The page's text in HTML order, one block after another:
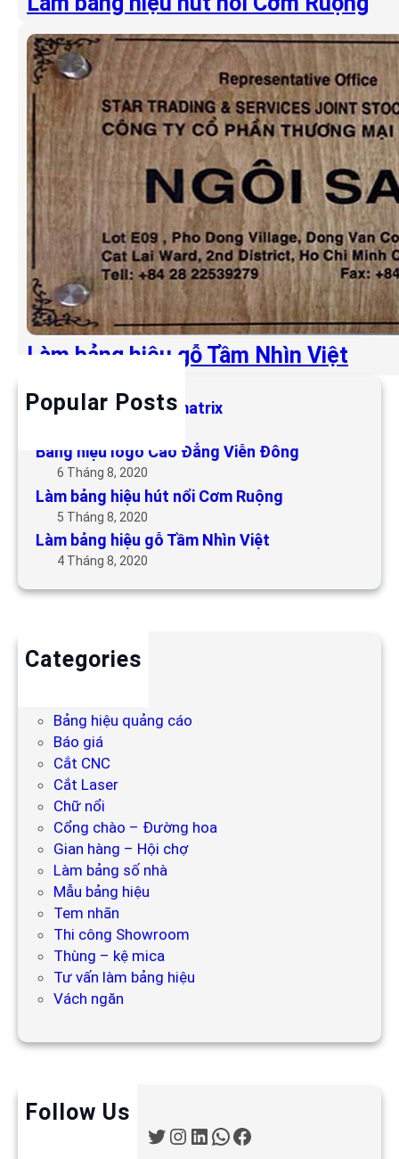
Làm bảng hiệu gỗ Tầm Nhìn Việt
Popular Posts
Làm bảng hiệu LED matrix
Bảng hiệu logo Cao Đẳng Viễn Đông
6 Tháng 8, 2020
Làm bảng hiệu hút nổi Cơm Ruộng
5 Tháng 8, 2020
Làm bảng hiệu gỗ Tầm Nhìn Việt
4 Tháng 8, 2020
Categories
Bảng hiệu quảng cáo
Báo giá
Cắt CNC
Cắt Laser
Chữ nổi
Cổng chào – Đường hoa
Gian hàng – Hội chợ
Làm bảng số nhà
Mẫu bảng hiệu
Tem nhãn
Thi công Showroom
Thùng – kệ mica
Tư vấn làm bảng hiệu
Vách ngăn
Follow Us
T I L W F